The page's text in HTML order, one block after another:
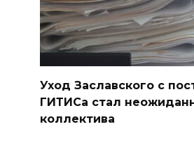
Уход Заславского с
ГИТИСа стал
коллектива